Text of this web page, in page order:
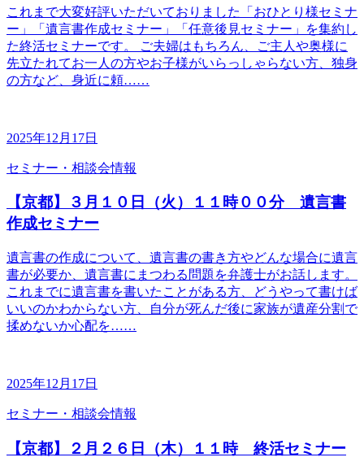
これまで大変好評いただいておりました「おひとり様セミナ
ー」「遺言書作成セミナー」「任意後見セミナー」を集約し
た終活セミナーです。 ご夫婦はもちろん、ご主人や奥様に
先立たれてお一人の方やお子様がいらっしゃらない方、独身
の方など、身近に頼……
2025年12月17日
セミナー・相談会情報
【京都】３月１０日（火）１１時００分 遺言書
作成セミナー
遺言書の作成について、遺言書の書き方やどんな場合に遺言
書が必要か、遺言書にまつわる問題を弁護士がお話します。
これまでに遺言書を書いたことがある方、どうやって書けば
いいのかわからない方、自分が死んだ後に家族が遺産分割で
揉めないか心配を……
2025年12月17日
セミナー・相談会情報
【京都】２月２６日（木）１１時 終活セミナー